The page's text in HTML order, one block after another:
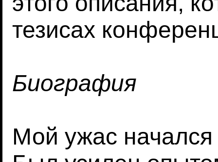
тезисах
Биография
Мой ужас начался